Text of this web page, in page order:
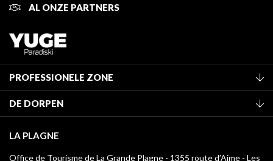
AL ONZE PARTNERS
PROFESSIONELE ZONE
Classificatie van de gemeubileerde accommodaties
Verblijfstaks
Mediatheek
DE DORPEN
Montchavin - Les Coches
LA PLAGNE
Office de Tourisme de La Grande Plagne - 1355 route d’Aime - Les